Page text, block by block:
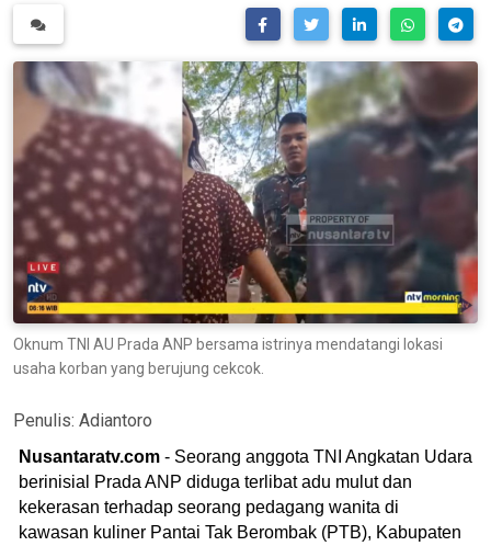
Oknum TNI AU Prada ANP bersama istrinya mendatangi lokasi
usaha korban yang berujung cekcok.
Penulis: Adiantoro
Nusantaratv.com - Seorang anggota TNI Angkatan Udara
berinisial Prada ANP diduga terlibat adu mulut dan
kekerasan terhadap seorang pedagang wanita di
kawasan kuliner Pantai Tak Berombak (PTB), Kabupaten